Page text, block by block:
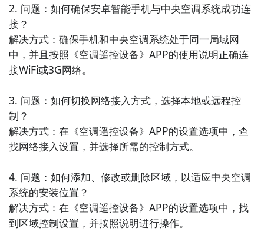
和震动方式，让你精准起床。
7. 《记事本》- 这款APP可以帮助你记录和管理各种备
忘录和便签。可以分类整理笔记，提供搜索和分享功
能，方便又实用。
8. 《电子尺子》- 这款APP可以将手机屏幕变成一个尺
子，帮助你测量物体的长度和尺寸。可以切换不同单位
和精度，非常方便实用。
钟铃声，让你在欢快的音乐中醒来。可以设置多个闹钟
和音乐播放方式，让你每天都有好心情。
10. 《日程安排》- 这款APP可以帮助你制定和管理个人
2. 问题：如何确保安卓智能手机与中央空调系统成功连
接？
解决方式：确保手机和中央空调系统处于同一局域网
中，并且按照《空调遥控设备》APP的使用说明正确连
接WiFi或3G网络。
3. 问题：如何切换网络接入方式，选择本地或远程控
制？
解决方式：在《空调遥控设备》APP的设置选项中，查
找网络接入设置，并选择所需的控制方式。
4. 问题：如何添加、修改或删除区域，以适应中央空调
系统的安装位置？
解决方式：在《空调遥控设备》APP的设置选项中，找
到区域控制设置，并按照说明进行操作。